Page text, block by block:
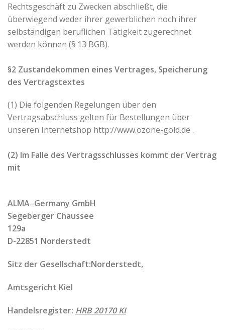
Rechtsgeschäft zu Zwecken abschließt, die
überwiegend weder ihrer gewerblichen noch ihrer
selbständigen beruflichen Tätigkeit zugerechnet
werden können (§ 13 BGB).
§2 Zustandekommen eines Vertrages, Speicherung
des Vertragstextes
(1) Die folgenden Regelungen über den
Vertragsabschluss gelten für Bestellungen über
unseren Internetshop http://www.ozone-gold.de .
(2) Im Falle des Vertragsschlusses kommt der Vertrag
mit
ALMA–Germany GmbH
Segeberger Chaussee
129a
D-22851 Norderstedt
Sitz der Gesellschaft:Norderstedt,
Amtsgericht Kiel
Handelsregister: HRB 20170 KI